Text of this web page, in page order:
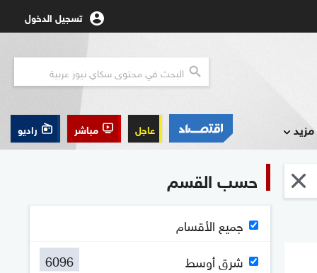
تسجيل الدخول
مزيد عاجل مباشر راديو
حسب القسم
جميع الأقسام
شرق أوسط
6096